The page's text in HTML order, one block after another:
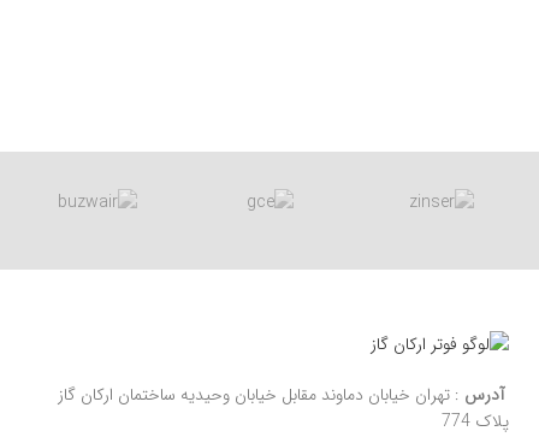
آدرس : تهران خیابان دماوند مقابل خیابان وحیدیه ساختمان ارکان گاز
پلاک 774